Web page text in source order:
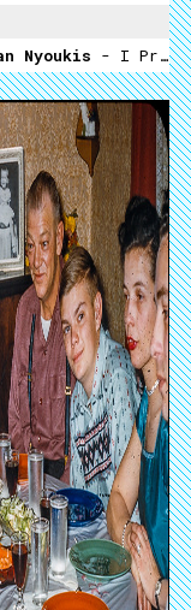
Nyoukis - I Prayed To An Egg